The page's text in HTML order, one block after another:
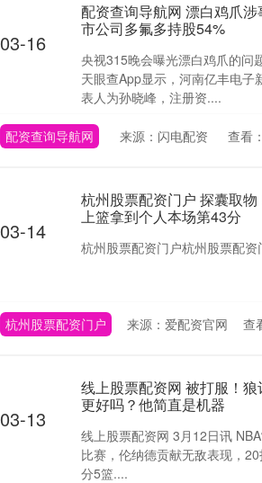
03-16
配资查询导航网 漂白鸡爪
市公司多氟多持股54%
央视315晚会曝光漂白鸡爪的问
天眼查App显示，河南亿丰电
表人为孙晓峰，注册资....
配资查询导航网 来源：闪电配资 查看
03-14
杭州股票配资门户 探囊取
上篮拿到个人本场第43分
杭州股票配资门户杭州股票配资
杭州股票配资门户 来源：爱配资官网 查
03-13
线上股票配资网 被打服！
更好吗？他简直是机器
线上股票配资网 3月12日讯
比赛，伦纳德贡献无敌表现，
分5篮....